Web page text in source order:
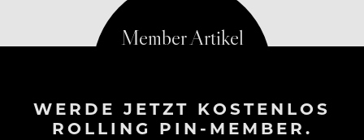
WERDE JETZT KOSTENLOS
ROLLING PIN-MEMBER.